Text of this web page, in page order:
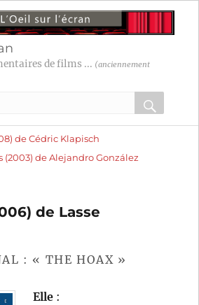
de films ... (anciennement
OK
:
de Cédric Klapisch
(2003) de Alejandro González
de Lasse
: « THE HOAX »
Elle :